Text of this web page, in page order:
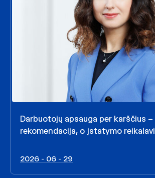
Darbuotojų apsauga per karščius –
rekomendacija, o įstatymo
2026 - 06 - 29